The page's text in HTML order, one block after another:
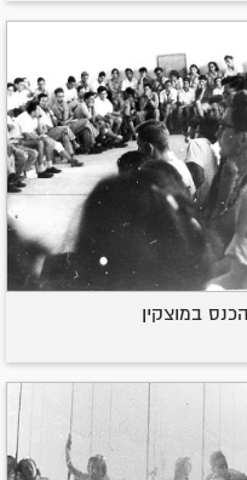
הכנס במוצקין